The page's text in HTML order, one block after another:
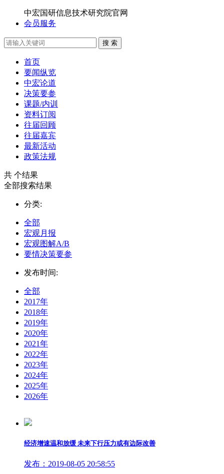
中宏国研信息技术研究院官网
会员服务
搜 索
首页
要闻纵览
中宏论道
决策要参
课题/内训
资料订阅
往届回顾
往届嘉宾
最新活动
政策法规
共 个结果
全部搜索结果
分类:
全部
宏观月报
宏观图解A/B
要情决策要参
发布时间:
全部
2017年
2018年
2019年
2020年
2021年
2022年
2023年
2024年
2025年
2026年
经济增速温和放缓 未来下行压力或有边际改善
发布：2019-08-05 20:58:55